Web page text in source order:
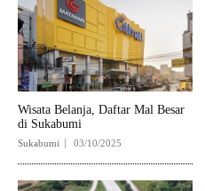
Wisata Belanja, Daftar Mal Besar
di Sukabumi
Sukabumi 03/10/2025